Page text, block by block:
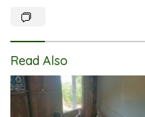
Read Also